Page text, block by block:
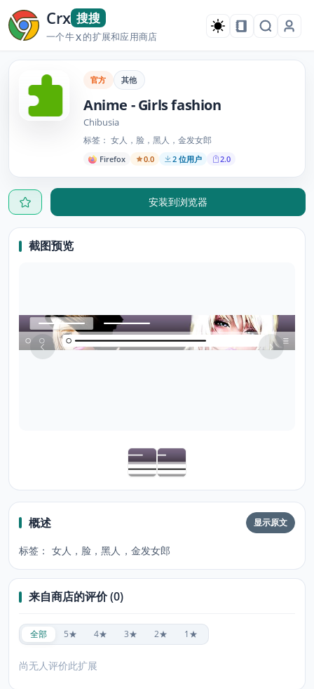
Crx 搜搜
一个牛X的扩展和应用商店
官方 其他
Anime - Girls fashion
Chibusia
标签： 女人，脸，黑人，金发女郎
Firefox 0.0 2 位用户 2.0
安装到浏览器
截图预览
概述 显示原文
标签： 女人，脸，黑人，金发女郎
来自商店的评价 (0)
全部 5★ 4★ 3★ 2★ 1★
尚无人评价此扩展